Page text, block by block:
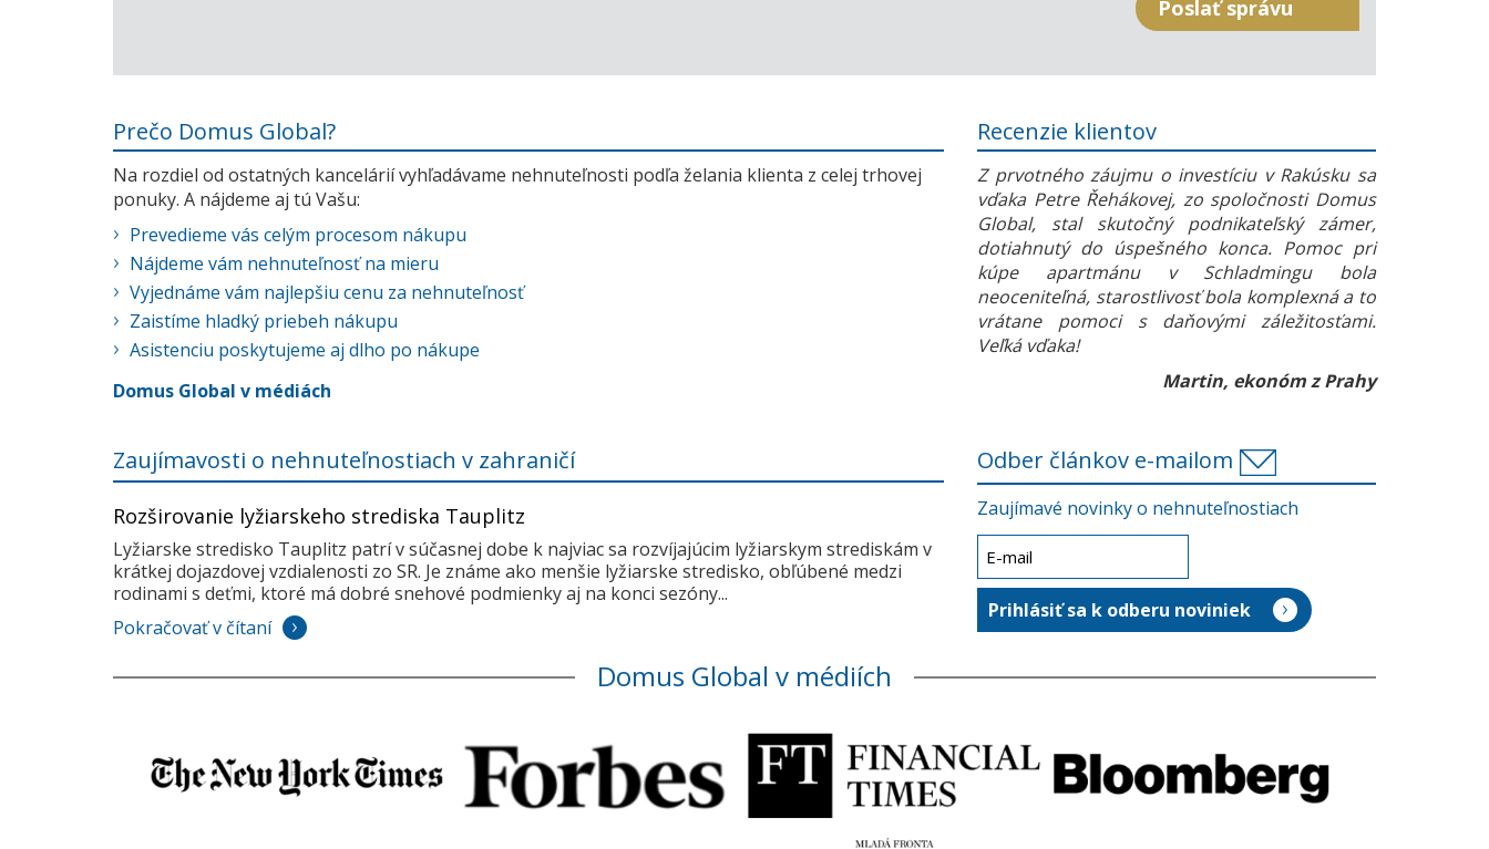
Prečo Domus Global?
Na rozdiel od ostatných kancelárií vyhľadávame nehnuteľnosti podľa želania klienta z celej trhovej
ponuky. A nájdeme aj tú Vašu:
Prevedieme vás celým procesom nákupu
Nájdeme vám nehnuteľnosť na mieru
Vyjednáme vám najlepšiu cenu za nehnuteľnosť
Zaistíme hladký priebeh nákupu
Asistenciu poskytujeme aj dlho po nákupe
Domus Global v médiách
Recenzie klientov
Z prvotného záujmu o investíciu v Rakúsku sa
vďaka Petre Řehákovej, zo spoločnosti Domus
Global, stal skutočný podnikateľský zámer,
dotiahnutý do úspešného konca. Pomoc pri
kúpe apartmánu v Schladmingu bola
neoceniteľná, starostlivosť bola komplexná a to
vrátane pomoci s daňovými záležitosťami.
Veľká vďaka!
Martin, ekonóm z Prahy
Zaujímavosti o nehnuteľnostiach v zahraničí
Rozširovanie lyžiarskeho strediska Tauplitz
Lyžiarske stredisko Tauplitz patrí v súčasnej dobe k najviac sa rozvíjajúcim lyžiarskym strediskám v
krátkej dojazdovej vzdialenosti zo SR. Je známe ako menšie lyžiarske stredisko, obľúbené medzi
rodinami s deťmi, ktoré má dobré snehové podmienky aj na konci sezóny...
Pokračovať v čítaní
Odber článkov e-mailom
Zaujímavé novinky o nehnuteľnostiach
Domus Global v médiích